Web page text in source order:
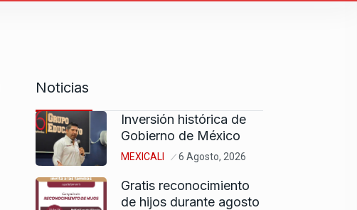
Noticias
Inversión histórica de
Gobierno de México
MEXICALI 6 Agosto, 2026
Gratis reconocimiento
de hijos durante agosto